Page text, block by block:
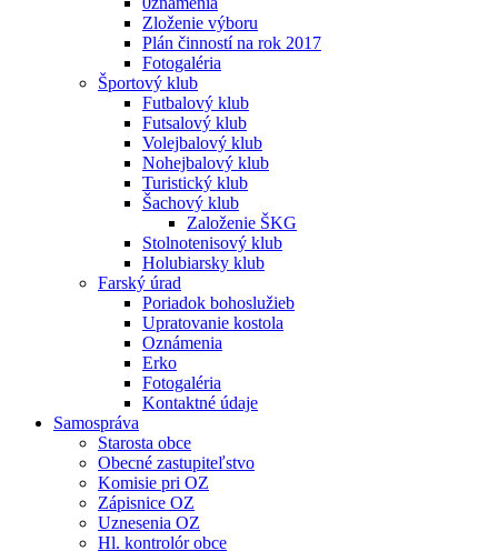
Zloženie výboru
Plán činností na rok 2017
Fotogaléria
Športový klub
Futbalový klub
Futsalový klub
Volejbalový klub
Nohejbalový klub
Turistický klub
Šachový klub
Založenie ŠKG
Stolnotenisový klub
Holubiarsky klub
Farský úrad
Poriadok bohoslužieb
Upratovanie kostola
Oznámenia
Erko
Fotogaléria
Kontaktné údaje
Samospráva
Starosta obce
Obecné zastupiteľstvo
Komisie pri OZ
Zápisnice OZ
Uznesenia OZ
Hl. kontrolór obce